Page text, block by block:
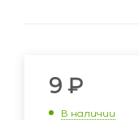
9 ₽
В наличии